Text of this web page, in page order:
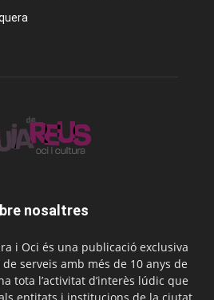
nosaltres
i Oci és una publicació exclusiva
serveis amb més de 10 anys de
tota l’activitat d’interès lúdic que